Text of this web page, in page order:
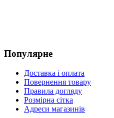
Популярне
Доставка і оплата
Повернення товару
Правила догляду
Розмірна сітка
Адреси магазинів